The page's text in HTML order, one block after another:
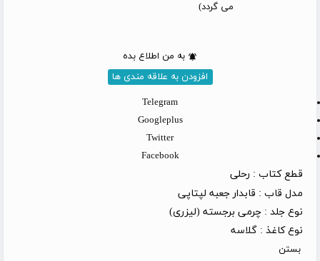
می گردد)
به من اطلاع بده
افزودن به علاقه مندی ها
Telegram
Googleplus
Twitter
Facebook
قطع کتاب : رحلی
مدل قاب : قابدار جعبه لپتاپی
نوع جلد : چرمی برجسته (لیزری)
نوع کاغذ : گلاسه
بستن